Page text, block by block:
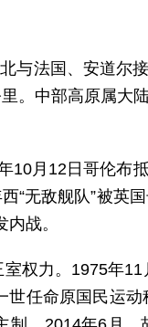
与法国、安道尔
。中部高原属大
10月12日哥伦布
“无敌舰队”被英
战。
权力。1975年11
任命原国民运动